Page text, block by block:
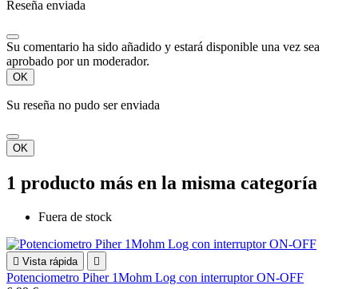
Reseña enviada
Su comentario ha sido añadido y estará disponible una vez sea
aprobado por un moderador.
OK
Su reseña no pudo ser enviada
OK
1 producto más en la misma categoría
Fuera de stock
 Vista rápida 
Potenciometro Piher 1Mohm Log con interruptor ON-OFF